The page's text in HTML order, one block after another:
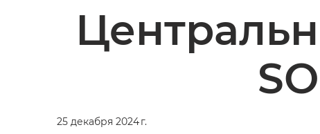
25 декабря 2024 г.